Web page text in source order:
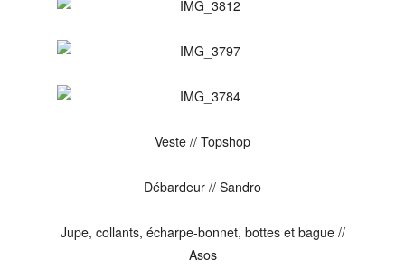
Veste // Topshop
Débardeur // Sandro
Jupe, collants, écharpe-bonnet, bottes et bague //
Asos